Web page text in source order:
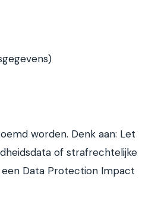
worden. Denk aan: Let
of strafrechtelijke
Data Protection Impact